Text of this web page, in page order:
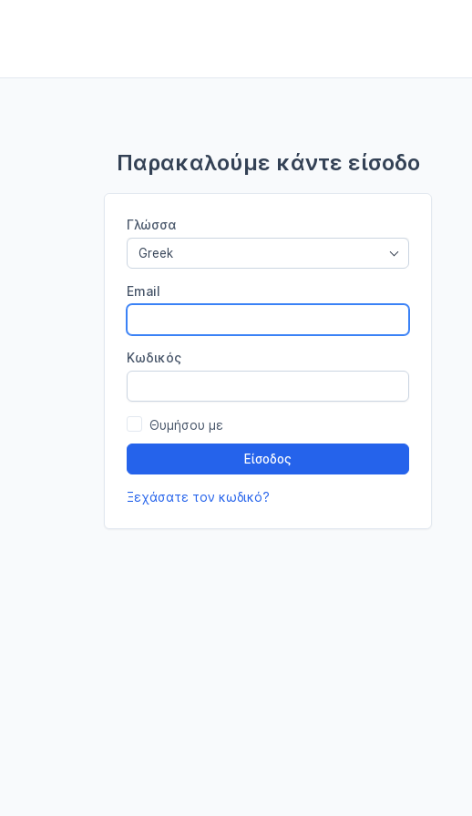
Παρακαλούμε κάντε είσοδο
Γλώσσα
Greek
Email
Κωδικός
Θυμήσου με
Είσοδος
Ξεχάσατε τον κωδικό?